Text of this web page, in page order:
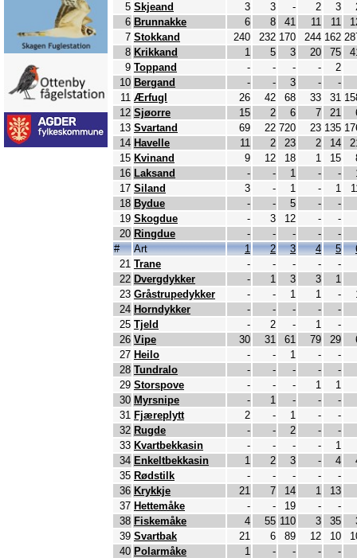
5 Skjeand 3 3 - 2 3
6 Brunnakke 6 8 41 11 11
7 Stokkand 240 232 170 244 162
8 Krikkand 1 5 3 20 75
9 Toppand - - - -
2
10 Bergand - - 3 -
-
11 Ærfugl 26 42 68 33 31
12 Sjøorre 15 2 6 7 21
13 Svartand 69 22 720 23 135
14 Havelle 11 2 23 2 14
15 Kvinand 9 12 18 1 15
16 Laksand - - 1 - -
17 Siland 3 - 1 - 1
18 Bydue - - 5 -
-
19 Skogdue - 3 12 -
-
20 Ringdue - - - -
-
#
Art 1 2 3 4 5
21 Trane - - - -
-
22 Dvergdykker - 1 3 3
1
23 Gråstrupedykker - - 1 1 -
24 Horndykker - - - -
-
25 Tjeld - 2 - 1
-
26 Vipe 30 31 61 79 29
27 Heilo - - 1 -
-
28 Tundralo - - - -
-
29 Storspove - - - 1
1
30 Myrsnipe - 1 - -
-
31 Fjæreplytt 2 - 1 -
-
32 Rugde - - 2 -
-
33 Kvartbekkasin - - - -
1
34 Enkeltbekkasin 1 2 3 - 4
35 Rødstilk - - - -
-
36 Krykkje 21 7 14 1
13
37 Hettemåke - - 19 -
-
38 Fiskemåke 4 55 110 3 35
39 Svartbak 21 6 89 12 10
40 Polarmåke 1 - - -
-